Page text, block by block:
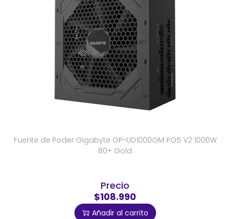
Fuente de Poder Gigabyte GP-UD1000GM PG5 V2 1000W
80+ Gold
Precio
$108.990
Añadir al carrito